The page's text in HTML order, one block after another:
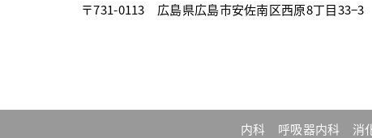
〒731-0113 広島県広島市安佐南区西原8丁目33−3
内科 呼吸器内科 消